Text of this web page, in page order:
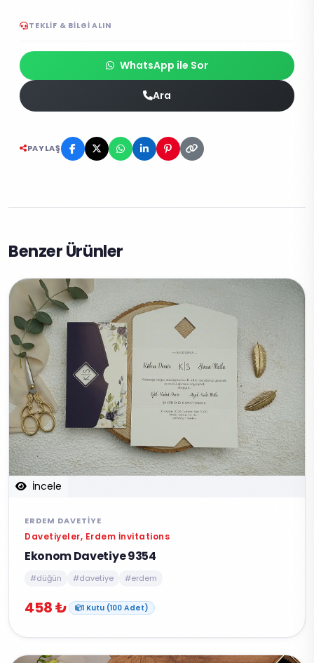
TEKLIF & BILGI ALIN
WhatsApp ile Sor
Ara
PAYLAŞ
Benzer Ürünler
İncele
ERDEM DAVETIYE
Davetiyeler, Erdem İnvitations
Ekonom Davetiye 9354
#düğün #davetiye #erdem
458 ₺ 1 Kutu (100 Adet)